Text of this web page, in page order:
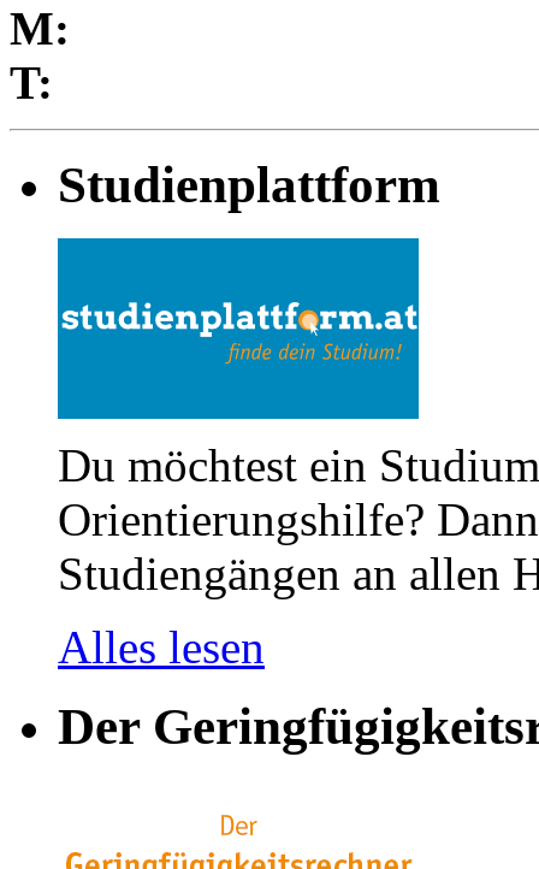
M:
T:
Studienplattform
Du möchtest ein
Orientierungshilfe?
Studiengängen an allen
Alles lesen
Der